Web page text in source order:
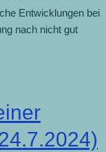
Entwicklungen bei
nach nicht gut